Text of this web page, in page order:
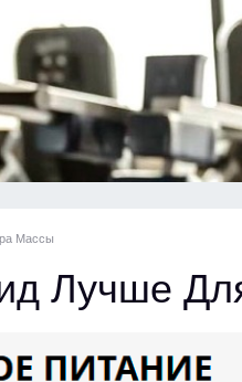
Массы
Лучше